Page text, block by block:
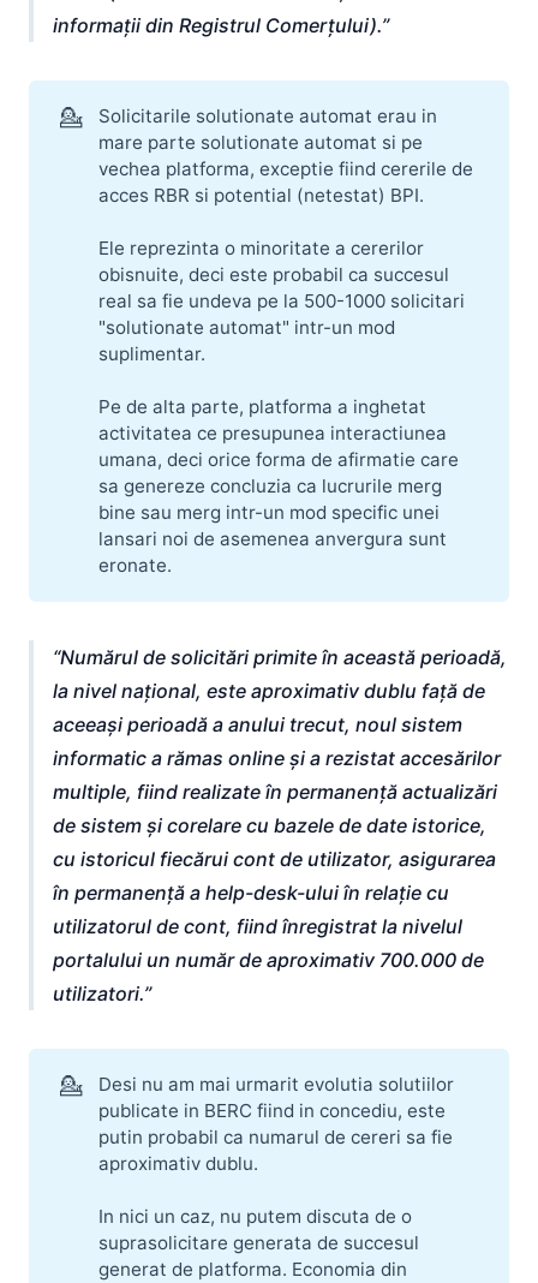
informații din Registrul Comerțului).
💁
Solicitarile solutionate automat erau in
mare parte solutionate automat si pe
vechea platforma, exceptie fiind cererile de
acces RBR si potential (netestat) BPI.
Ele reprezinta o minoritate a cererilor
obisnuite, deci este probabil ca succesul
real sa fie undeva pe la 500-1000 solicitari
"solutionate automat" intr-un mod
suplimentar.
Pe de alta parte, platforma a inghetat
activitatea ce presupunea interactiunea
umana, deci orice forma de afirmatie care
sa genereze concluzia ca lucrurile merg
bine sau merg intr-un mod specific unei
lansari noi de asemenea anvergura sunt
eronate.
Numărul de solicitări primite în această perioadă,
la nivel național, este aproximativ dublu față de
aceeași perioadă a anului trecut, noul sistem
informatic a rămas online și a rezistat accesărilor
multiple, fiind realizate în permanență actualizări
de sistem și corelare cu bazele de date istorice,
cu istoricul fiecărui cont de utilizator, asigurarea
în permanență a help-desk-ului în relație cu
utilizatorul de cont, fiind înregistrat la nivelul
portalului un număr de aproximativ 700.000 de
utilizatori.
💁
Desi nu am mai urmarit evolutia solutiilor
publicate in BERC fiind in concediu, este
putin probabil ca numarul de cereri sa fie
aproximativ dublu.
In nici un caz, nu putem discuta de o
suprasolicitare generata de succesul
generat de platforma. Economia din